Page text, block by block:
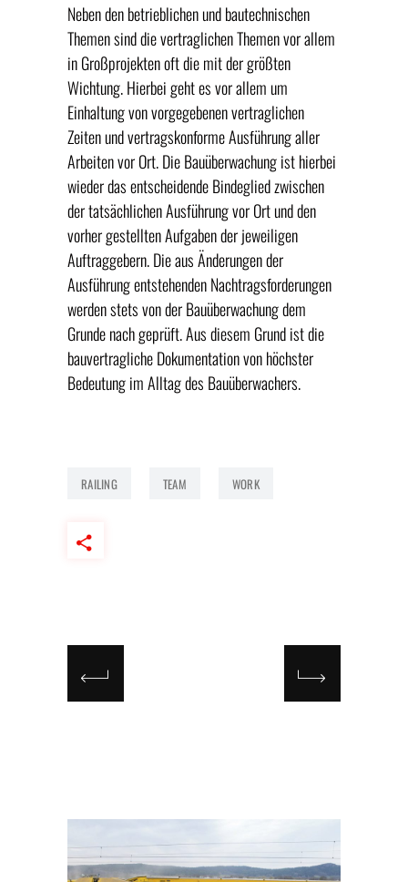
Neben den betrieblichen und bautechnischen
Themen sind die vertraglichen Themen vor allem
in Großprojekten oft die mit der größten
Wichtung. Hierbei geht es vor allem um
Einhaltung von vorgegebenen vertraglichen
Zeiten und vertragskonforme Ausführung aller
Arbeiten vor Ort. Die Bauüberwachung ist hierbei
wieder das entscheidende Bindeglied zwischen
der tatsächlichen Ausführung vor Ort und den
vorher gestellten Aufgaben der jeweiligen
Auftraggebern. Die aus Änderungen der
Ausführung entstehenden Nachtragsforderungen
werden stets von der Bauüberwachung dem
Grunde nach geprüft. Aus diesem Grund ist die
bauvertragliche Dokumentation von höchster
Bedeutung im Alltag des Bauüberwachers.
RAILING TEAM WORK